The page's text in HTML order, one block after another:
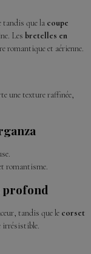
tandis que la coupe
Les bretelles en
romantique et aérienne.
une texture raffinée,
romantisme.
profond
tandis que le corset
irrésistible.